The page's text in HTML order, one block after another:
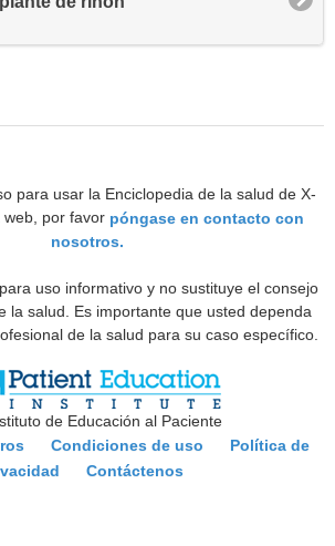
para usar la Enciclopedia de la salud de X-
web, por favor póngase en contacto con
nosotros.
uso informativo y no sustituye el consejo
la salud. Es importante que usted dependa
de la salud para su caso específico.
de Educación al Paciente
Condiciones de uso
Política de
Contáctenos